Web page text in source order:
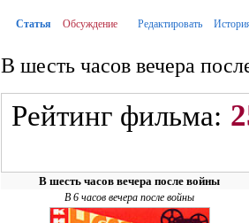
Статья Обсуждение Редактировать
В шесть часов вечера
Рейтинг фильма:
В шесть часов вечера после войны
В 6 часов вечера после войны